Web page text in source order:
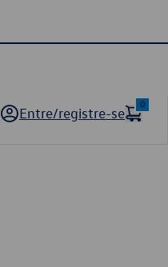
Entre/registre-se
0